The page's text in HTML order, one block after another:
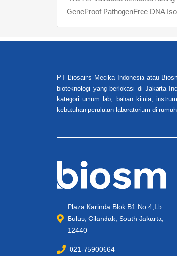
GeneProof PathogenFree DNA
PT Biosains Medika Indonesia atau
bioteknologi yang berlokasi di Jakarta
kategori umum lab, bahan kimia,
kebutuhan peralatan laboratorium di
Plaza Karinda Blok B1 No.4,Lb.
Bulus, Cilandak, South Jakarta,
12440.
021-75900664